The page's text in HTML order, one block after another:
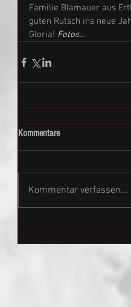
Familie Blamauer aus
guten Rutsch ins neue
Gloria! Fotos...
Kommentare
Kommentar verfassen...